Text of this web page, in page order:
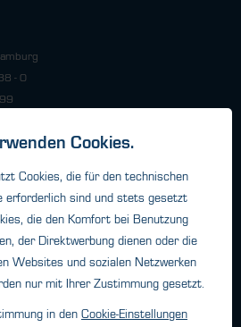
- 0
Cookies.
Cookies, die für den technischen
erforderlich sind und stets gesetzt
die den Komfort bei Benutzung
der Direktwerbung dienen oder die
Websites und sozialen Netzwerken
nur mit Ihrer Zustimmung gesetzt.
in den Cookie-Einstellungen